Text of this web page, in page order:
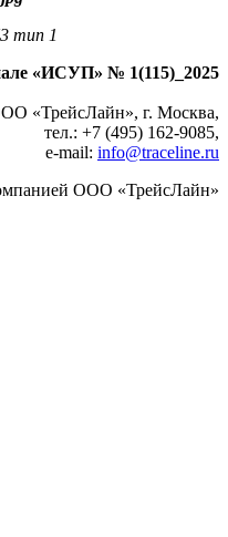
тип 1
«ИСУП» № 1(115)_2025
«ТрейсЛайн», г. Москва,
тел.: +7 (495) 162‑9085,
e‑mail: info@traceline.ru
ООО «ТрейсЛайн»